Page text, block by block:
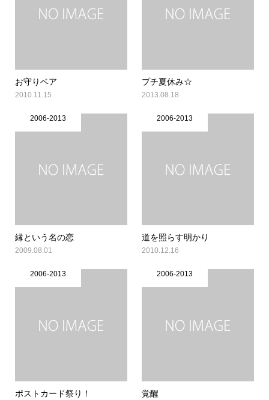
お守りベア
2010.11.15
プチ夏休み☆
2013.08.18
2006-2013
縁という名の恋
2009.08.01
2006-2013
道を照らす明かり
2010.12.16
2006-2013
ポストカード祭り！
2006-2013
覚醒